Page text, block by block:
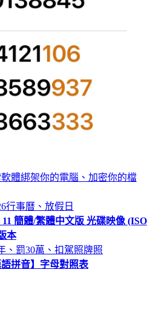
體綁架你的電腦、加密你的檔
行事曆、放假日
簡體/繁體中文版 光碟映像 (ISO
本
、罰30萬、扣駕照牌照
語拼音】字母對照表